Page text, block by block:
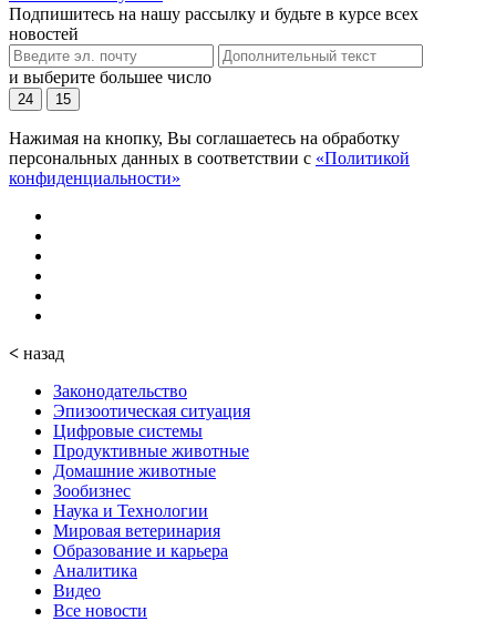
Подпишитесь на нашу рассылку и будьте в курсе всех
новостей
и выберите большее число
24 15
Нажимая на кнопку, Вы соглашаетесь на обработку
персональных данных в соответствии с «Политикой
конфиденциальности»
< назад
Законодательство
Эпизоотическая ситуация
Цифровые системы
Продуктивные животные
Домашние животные
Зообизнес
Наука и Технологии
Мировая ветеринария
Образование и карьера
Аналитика
Видео
Все новости